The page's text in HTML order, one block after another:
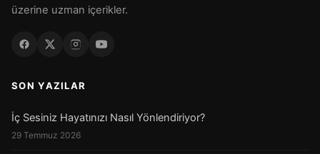
üzerine uzman içerikler.
SON YAZILAR
İç Sesiniz Hayatınızı Nasıl Yönlendiriyor?
29 Temmuz 2026